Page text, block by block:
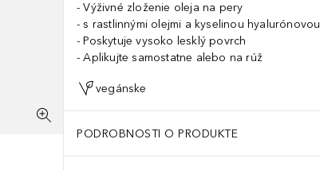
Výživné zloženie oleja na pery
s rastlinnými olejmi a kyselinou hyalurónovou
Poskytuje vysoko lesklý povrch
Aplikujte samostatne alebo na rúž
vegánske
PODROBNOSTI O PRODUKTE